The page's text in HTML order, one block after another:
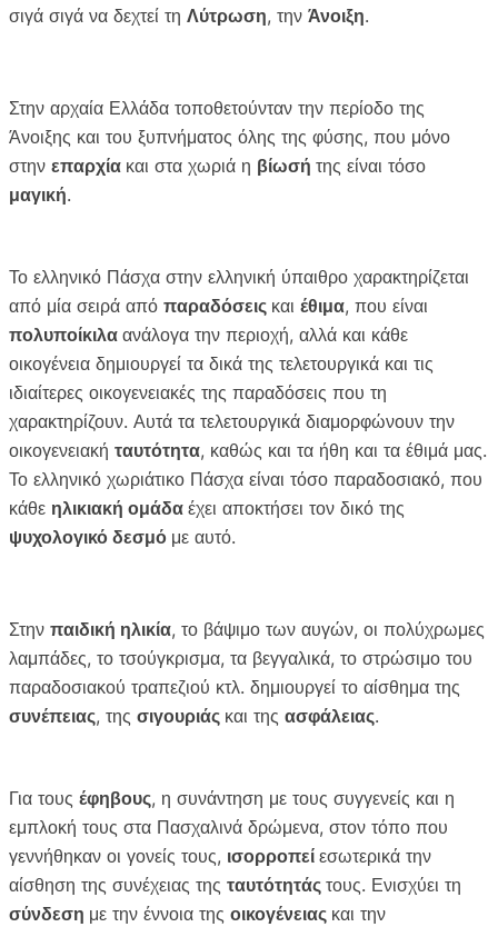
σιγά σιγά να δεχτεί τη Λύτρωση, την Άνοιξη.
Στην αρχαία Ελλάδα τοποθετούνταν την περίοδο της
Άνοιξης και του ξυπνήματος όλης της φύσης, που μόνο
στην επαρχία και στα χωριά η βίωσή της είναι τόσο
μαγική.
Το ελληνικό Πάσχα στην ελληνική ύπαιθρο χαρακτηρίζεται
από μία σειρά από παραδόσεις και έθιμα, που είναι
πολυποίκιλα ανάλογα την περιοχή, αλλά και κάθε
οικογένεια δημιουργεί τα δικά της τελετουργικά και τις
ιδιαίτερες οικογενειακές της παραδόσεις που τη
χαρακτηρίζουν. Αυτά τα τελετουργικά διαμορφώνουν την
οικογενειακή ταυτότητα, καθώς και τα ήθη και τα έθιμά μας.
Το ελληνικό χωριάτικο Πάσχα είναι τόσο παραδοσιακό, που
κάθε ηλικιακή ομάδα έχει αποκτήσει τον δικό της
ψυχολογικό δεσμό με αυτό.
Στην παιδική ηλικία, το βάψιμο των αυγών, οι πολύχρωμες
λαμπάδες, το τσούγκρισμα, τα βεγγαλικά, το στρώσιμο του
παραδοσιακού τραπεζιού κτλ. δημιουργεί το αίσθημα της
συνέπειας, της σιγουριάς και της ασφάλειας.
Για τους έφηβους, η συνάντηση με τους συγγενείς και η
εμπλοκή τους στα Πασχαλινά δρώμενα, στον τόπο που
γεννήθηκαν οι γονείς τους, ισορροπεί εσωτερικά την
αίσθηση της συνέχειας της ταυτότητάς τους. Ενισχύει τη
σύνδεση με την έννοια της οικογένειας και την